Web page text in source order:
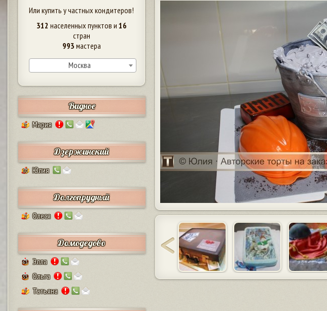
Или купить у частных кондитеров!
312 населенных пунктов и 16
стран
993 мастера
Москва
Видное
5 Мария
Дзержинский
10 Юлия
Долгопрудный
2 Олеся
Домодедово
63 Элла
55 Ольга
7 Татьяна